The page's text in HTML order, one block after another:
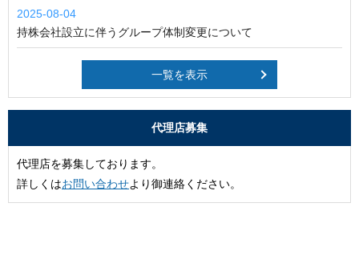
2025-08-04
持株会社設立に伴うグループ体制変更について
一覧を表示
代理店募集
代理店を募集しております。
詳しくはお問い合わせより御連絡ください。